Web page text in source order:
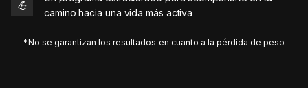
💪
camino hacia una vida más activa
*No se garantizan los resultados en cuanto a la pérdida de peso